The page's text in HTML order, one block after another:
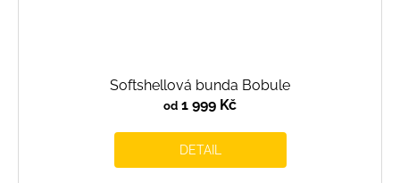
Softshellová bunda Bobule
od 1 999 Kč
DETAIL